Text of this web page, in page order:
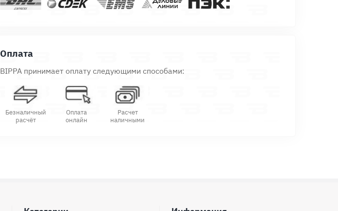
Оплата
BIPPA принимает оплату следующими способами:
Безналичный
расчёт
Оплата
онлайн
Расчет
наличными